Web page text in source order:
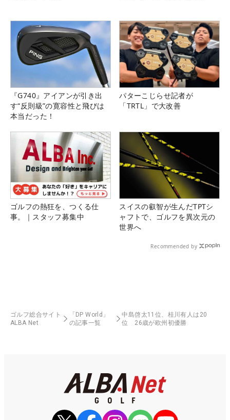
『G740』アイアンが引き出
す“反則級”の寛容性と飛びは
本当だった！
パターこじらせ記者が
「TRTL」で大改善
ゴルフの熱狂を、つくる仕
事。｜スタッフ募集中
スイスの叡智が生んだTPTシ
ャフトで、ゴルフを異次元の
世界へ
Recommended by
ゴルフ総合サイト
ALBA Net
「DP World」
の記事一覧
中島啓太11位、桂川有人は20
位 26歳が欧州初優勝